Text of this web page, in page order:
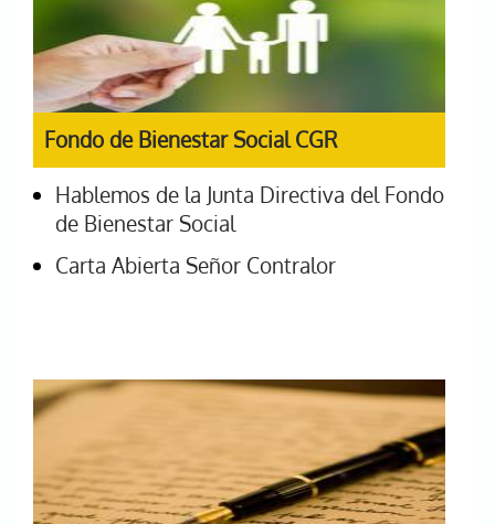
Fondo de Bienestar Social CGR
Hablemos de la Junta Directiva del Fondo
de Bienestar Social
Carta Abierta Señor Contralor